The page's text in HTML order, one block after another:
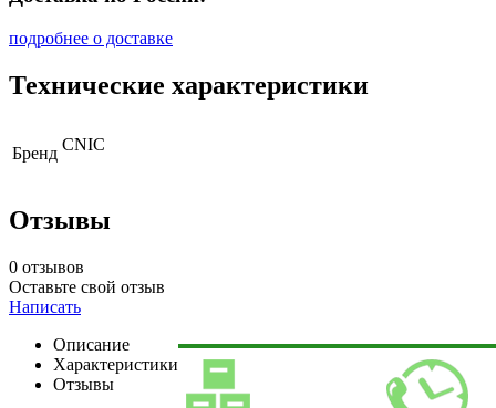
подробнее о доставке
Технические характеристики
Бренд CNIC
Отзывы
0 отзывов
Оставьте свой отзыв
Написать
Описание
Характеристики
Отзывы